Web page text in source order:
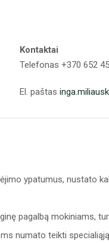
Kontaktai
Telefonas +370 652
El. paštas
ypatumus, nustato
pagalbą mokiniams,
numato teikti